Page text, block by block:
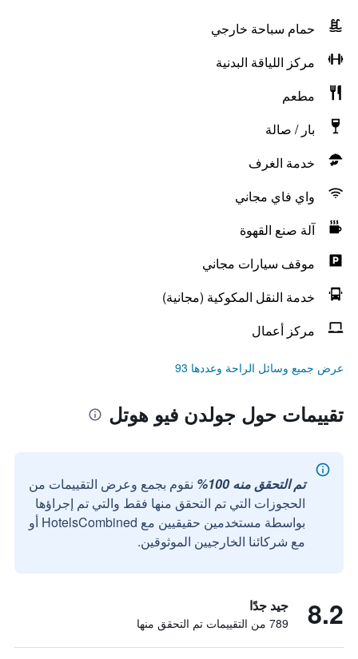
حمام سباحة خارجي
مركز اللياقة البدنية
مطعم
بار / صالة
خدمة الغرف
واي فاي مجاني
آلة صنع القهوة
موقف سيارات مجاني
خدمة النقل المكوكية (مجانية)
مركز أعمال
عرض جميع وسائل الراحة وعددها 93
تقييمات حول جولدن فيو هوتل
تم التحقق منه 100%
نقوم بجمع وعرض التقييمات من
الحجوزات التي تم التحقق منها فقط والتي تم إجراؤها
بواسطة مستخدمين حقيقيين مع HotelsCombined أو
مع شركائنا الخارجيين الموثوقين.
8.2 جيد جدًا
789 من التقييمات تم التحقق منها